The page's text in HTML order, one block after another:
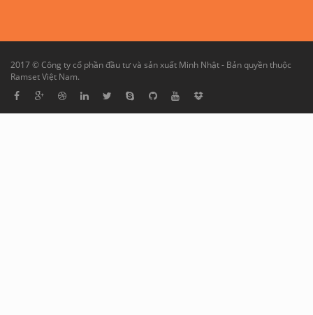
2017 © Công ty cổ phần đầu tư và sản xuất Minh Nhật - Bản quyền thuộc
Ramset Việt Nam.